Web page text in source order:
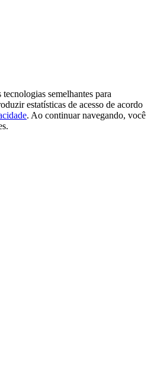
semelhantes para
estatísticas de acesso de acordo
. Ao continuar navegando, você